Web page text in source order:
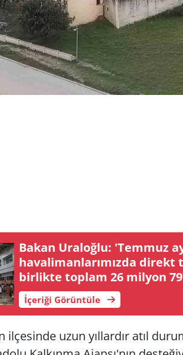
Bakan Uraloğlu: 'Temmuz
havalimanlarımızda
birlikte toplam 26 milyon
hizmet verildi'
İçeriği Görüntüle
ilçesinde uzun yıllardır atıl